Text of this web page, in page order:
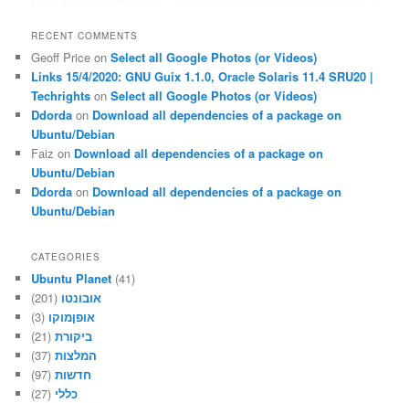
RECENT COMMENTS
Geoff Price onSelect all Google Photos (or Videos)
Links 15/4/2020: GNU Guix 1.1.0, Oracle Solaris 11.4 SRU20 |
Techrights onSelect all Google Photos (or Videos)
Ddorda on Download all dependencies of a package on
Ubuntu/Debian
Faiz on Download all dependencies of a package on
Ubuntu/Debian
Ddorda on Download all dependencies of a package on
Ubuntu/Debian
CATEGORIES
Ubuntu Planet (41)
אובונטו (201)
אופןמוקו (3)
ביקורת(21)
המלצות(37)
חדשות(97)
כללי (27)